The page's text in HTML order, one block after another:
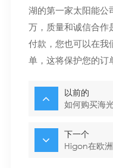
湖的第一家太阳能公
万，质量和诚信合作
付款，您也可以在我
单，这将保护您的订
以前的
如何购买海
下一个
Higon在欧